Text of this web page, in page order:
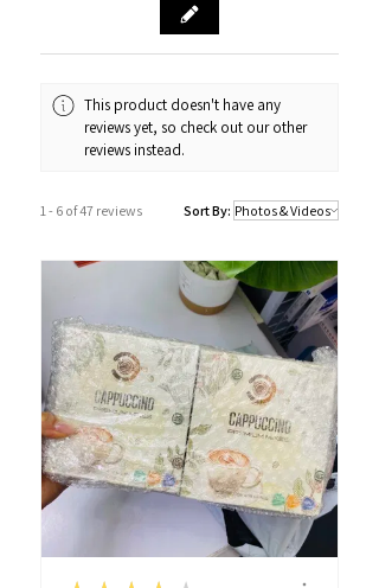
門市資料：觀塘秀茂坪商場街市74A號
Whatsapp：34811128
訂購及送貨時間
若果商品不幸出現沒有現貨或需要更長
或電話方式通知顧客。
This product doesn't have any
reviews yet, so check out our other
reviews instead.
1 - 6 of 47 reviews Sort By: